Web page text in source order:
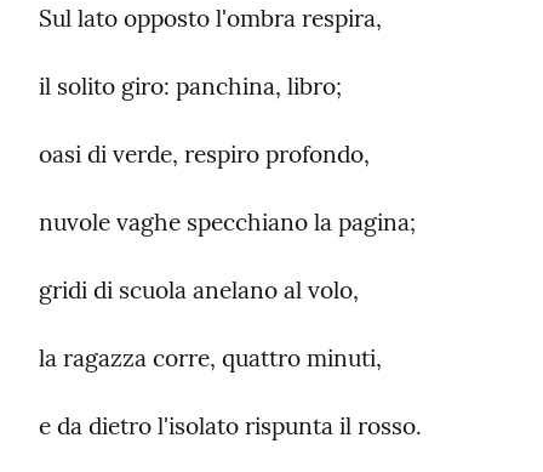
Sul lato opposto l'ombra respira,
il solito giro: panchina, libro;
oasi di verde, respiro profondo,
nuvole vaghe specchiano la pagina;
gridi di scuola anelano al volo,
la ragazza corre, quattro minuti,
e da dietro l'isolato rispunta il rosso.